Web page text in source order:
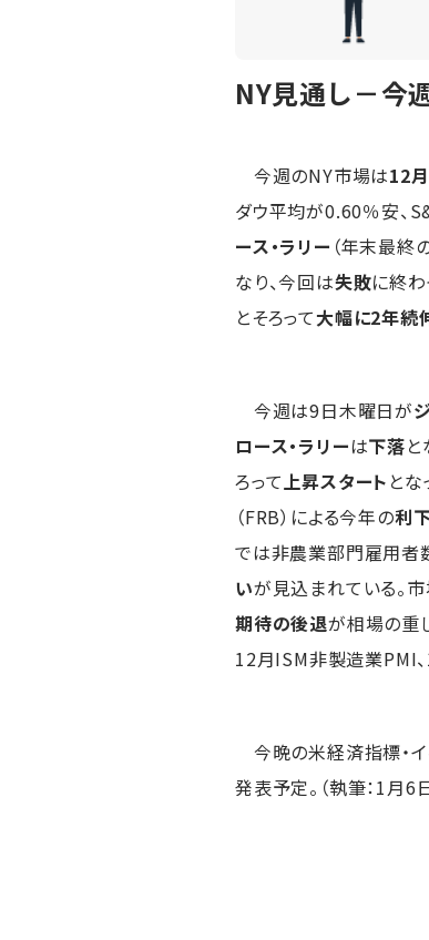
NY見通し－今
今週のNY市場は12
ダウ平均が0.60％安、
ース・ラリー （年末最
なり、今回は失敗に終
とそろって大幅に2年続
今週は9日木曜日が
ロース・ラリーは下落
ろって 上昇スタート と
（FRB）による今年の利
では非農業部門雇用者
いが見込まれている。
期待の後退が相場の重
12月ISM非製造業PMI
今晩の米経済指標・
発表予定。（執筆：1月6日